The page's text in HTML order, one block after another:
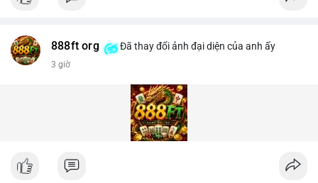
888ft org Đã thay đổi ảnh đại diện của anh ấy
3 giờ